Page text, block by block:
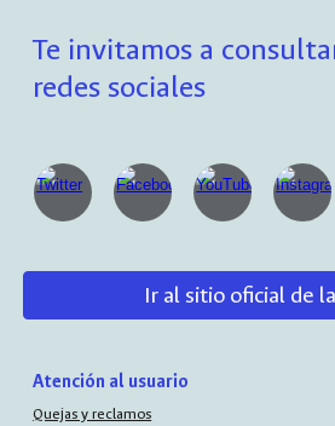
Te invitamos a
redes sociales
Ir al sitio oficial de
Atención al usuario
Quejas y reclamos